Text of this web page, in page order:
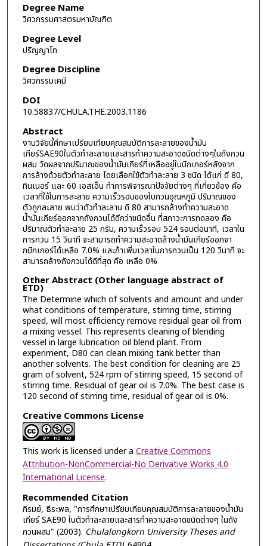
Degree Name
วิศวกรรมศาสตรมหาบัณฑิต
Degree Level
ปริญญาโท
Degree Discipline
วิศวกรรมเคมี
DOI
10.58837/CHULA.THE.2003.1186
Abstract
งานวิจัยนี้ศึกษาเปรียบเทียบคุณสมบัติการละลายของน้ำมัน
เกียร์SAE90ในตัวทำละลายและสารทำความสะอาดชนิดต่างๆในถังกวน
ผสม วัดผลจากปริมาณของน้ำมันเกียร์ที่เหลืออยู่ในบีกเกอร์หลังจาก
การล้างด้วยตัวทำละลาย โดยเลือกใช้ตัวทำละลาย 3 ชนิด ได้แก่ ดี 80,
ทินเนอร์ และ 60 เอสเอ็น ทำการพิจารณาปัจจัยต่างๆ ที่เกี่ยวข้อง คือ
เวลาที่ใช้ในการละลาย ความเร็วรอบของใบกวนอุณหภูมิ ปริมาณของ
ตัวถูกละลาย พบว่าตัวทำละลาน ดี 80 สามารถล้างทำความสะอาด
น้ำมันเกียร์ออกจากถังกวนได้ดีกว่าชนิดอื่น ที่สภาวะการทดลอง คือ
ปริมาณตัวทำละลาย 25 กรัม, ความเร็วรอบ 524 รอบต่อนาที, เวลาใน
การกวน 15 วินาที จะสามารถทำความสะอาดล้างน้ำมันเกียร์ออกจา
กบีกเกอร์ได้เหลือ 7.0% และถ้าเพิ่มเวลาในการกวนเป็น 120 วินาที จะ
สามารถล้างถังกวนได้ดีที่สุด คือ เหลือ 0%
Other Abstract (Other language abstract of
ETD)
The Determine which of solvents and amount and under
what conditions of temperature, stirring time, stirring
speed, will most efficiency remove residual gear oil from
a mixing vessel. This represents cleaning of blending
vessel in large lubrication oil blend plant. From
experiment, D80 can clean mixing tank better than
another solvents. The best condition for cleaning are 25
gram of solvent, 524 rpm of stirring speed, 15 second of
stirring time. Residual of gear oil is 7.0%. The best case is
120 second of stirring time, residual of gear oil is 0%.
Creative Commons License
This work is licensed under a Creative Commons
Attribution-NonCommercial-No Derivative Works 4.0
International License.
Recommended Citation
ภิรมย์, ธีระพล, "การศึกษาเปรียบเทียบคุณสมบัติการละลายของน้ำมัน
เกียร์ SAE90 ในตัวทำละลายและสารทำความสะอาดชนิดต่างๆ ในถัง
กวนผสม" (2003). Chulalongkorn University Theses and